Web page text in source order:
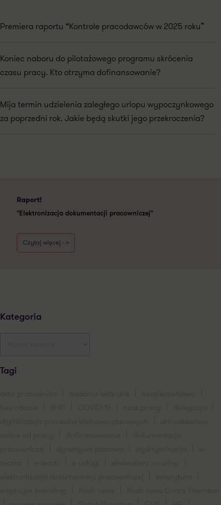
Premiera raportu “Kontrole pracodawców w 2025 roku”
Koniec naboru do pilotażowego programu skrócenia
czasu pracy. Kto otrzyma dofinansowanie?
Mija termin udzielenia zaległego urlopu wypoczynkowego
za poprzedni rok. Jakie będą skutki jego przekroczenia?
Raport!
"Elektronizacja dokumentacji pracowniczej"
Czytaj więcej - >
Kategoria
Tagi